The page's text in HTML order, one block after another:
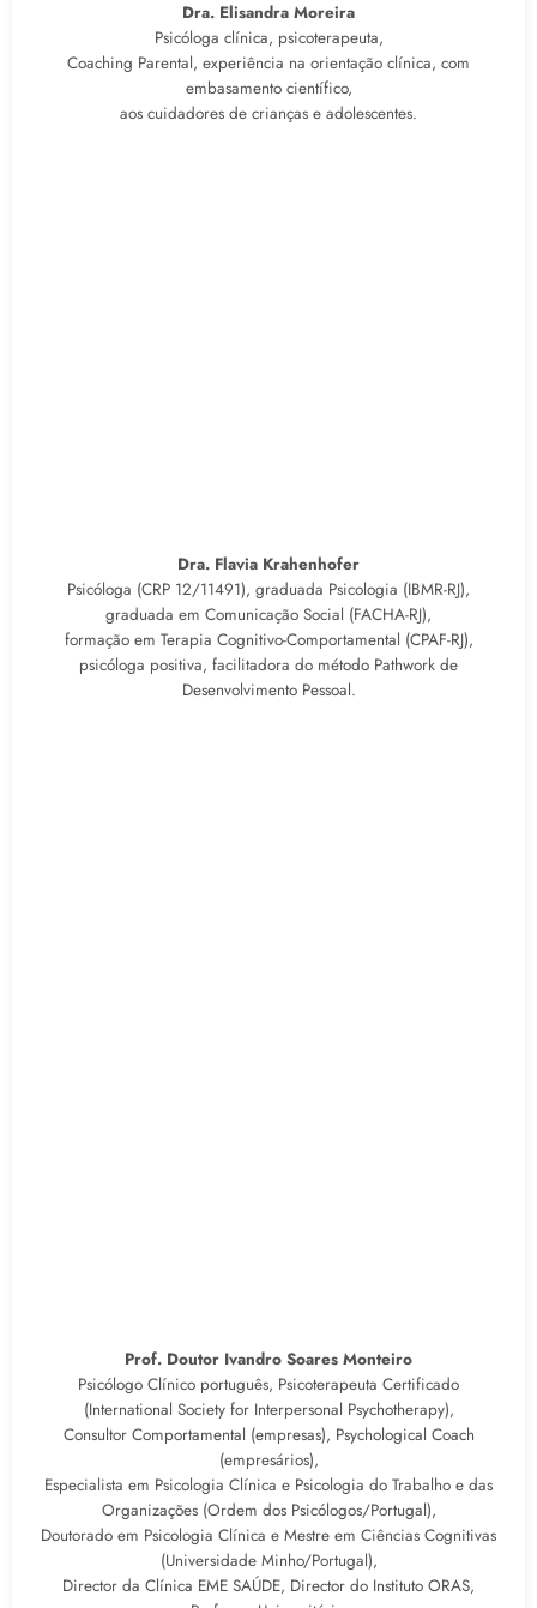
Dra. Elisandra Moreira
Psicóloga clínica, psicoterapeuta,
Coaching Parental, experiência na orientação clínica, com
embasamento científico,
aos cuidadores de crianças e adolescentes.
Dra. Flavia Krahenhofer
Psicóloga (CRP 12/11491), graduada Psicologia (IBMR-RJ),
graduada em Comunicação Social (FACHA-RJ),
formação em Terapia Cognitivo-Comportamental (CPAF-RJ),
psicóloga positiva, facilitadora do método Pathwork de
Desenvolvimento Pessoal.
Prof. Doutor Ivandro Soares Monteiro
Psicólogo Clínico português, Psicoterapeuta Certificado
(International Society for Interpersonal Psychotherapy),
Consultor Comportamental (empresas), Psychological Coach
(empresários),
Especialista em Psicologia Clínica e Psicologia do Trabalho e das
Organizações (Ordem dos Psicólogos/Portugal),
Doutorado em Psicologia Clínica e Mestre em Ciências Cognitivas
(Universidade Minho/Portugal),
Director da Clínica EME SAÚDE, Director do Instituto ORAS,